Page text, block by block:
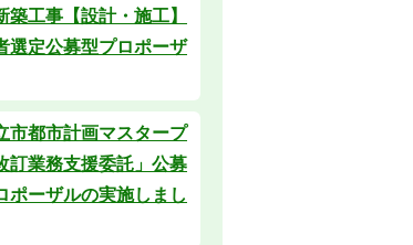
築工事【設計・施工】
選定公募型プロポーザ
市都市計画マスタープ
訂業務支援委託」公募
ポーザルの実施しまし